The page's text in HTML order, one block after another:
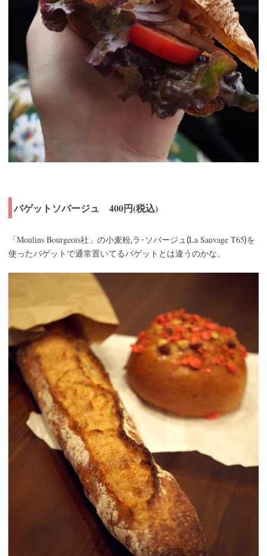
バゲットソバージュ 400円(税込)
「Moulins Bourgeois社」の小麦粉,ラ･ソバージュ(La Sauvage T65)を
使ったバゲットで通常置いてるバゲットとは違うのかな。